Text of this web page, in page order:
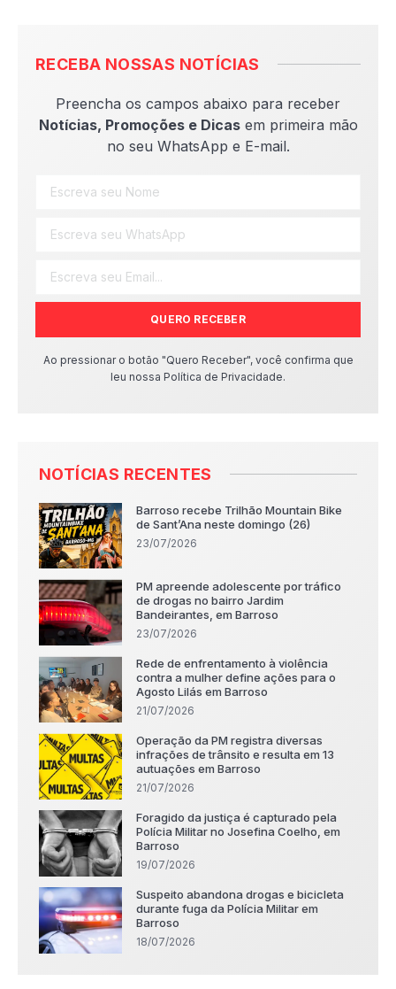
RECEBA NOSSAS NOTÍCIAS
Preencha os campos abaixo para receber
Notícias, Promoções e Dicasem primeira mão
no seu WhatsApp e E-mail.
QUERO RECEBER
Ao pressionar o botão "Quero Receber", você confirma que
leu nossa Política de Privacidade.
NOTÍCIAS RECENTES
Barroso recebe Trilhão Mountain Bike
de Sant’Ana neste domingo (26)
23/07/2026
PM apreende adolescente por tráfico
de drogas no bairro Jardim
Bandeirantes, em Barroso
23/07/2026
Rede de enfrentamento à violência
contra a mulher define ações para o
Agosto Lilás em Barroso
21/07/2026
Operação da PM registra diversas
infrações de trânsito e resulta em 13
autuações em Barroso
21/07/2026
Foragido da justiça é capturado pela
Polícia Militar no Josefina Coelho, em
Barroso
19/07/2026
Suspeito abandona drogas e bicicleta
durante fuga da Polícia Militar em
Barroso
18/07/2026